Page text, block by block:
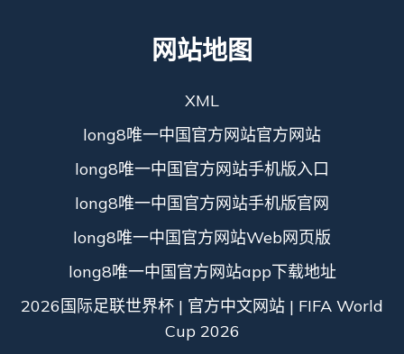
网站地图
XML
long8唯一中国官方网站官方网站
long8唯一中国官方网站手机版入口
long8唯一中国官方网站手机版官网
long8唯一中国官方网站Web网页版
long8唯一中国官方网站app下载地址
2026国际足联世界杯 | 官方中文网站 | FIFA World
Cup 2026